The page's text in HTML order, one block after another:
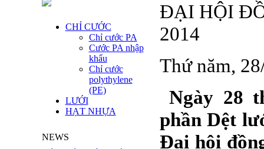
CHỈ CƯỚC
Chỉ cước PA
Cước PA nhập
khẩu
Chỉ cước
polythylene
(PE)
LƯỚI
HẠT NHỰA
NEWS
ĐẠI HỘI
2014
Thứ năm,
Ngày 28
phần Dệt
Đại hội